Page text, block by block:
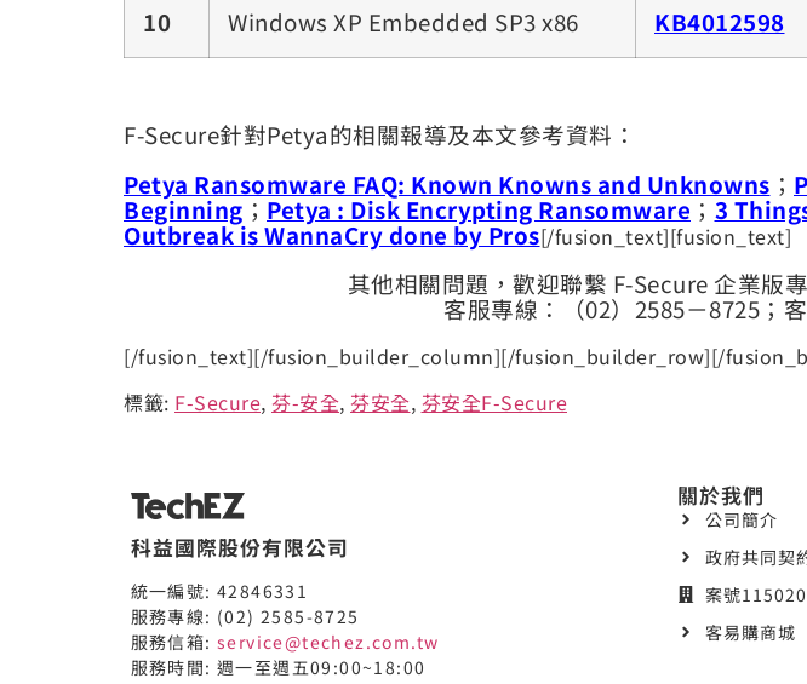
10 Windows XP Embedded SP3 x86 KB4012598
F-Secure針對Petya的相關報導及本文參考資料：
Petya Ransomware FAQ: Known Knowns and Unknowns ；
Beginning ； Petya : Disk Encrypting Ransomware ； 3
Outbreak is WannaCry done by Pros[/fusion_text][fusion_text]
其他相關問題，歡迎聯繫 F-Secure 企業版
客服專線：（02）2585－8725；
[/fusion_text][/fusion_builder_column][/fusion_builder_row][/
標籤: F-Secure, 芬-安全, 芬安全, 芬安全F-Secure
科益國際股份有限公司
統一編號: 42846331
服務專線: (02) 2585-8725
服務信箱: service@techez.com.tw
服務時間: 週一至週五09:00~18:00
關於我們
公司簡介
政府共同契
案號
客易購商城